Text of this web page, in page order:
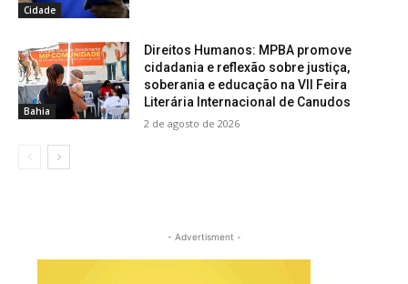
Cidade
Bahia
Direitos Humanos: MPBA promove
cidadania e reflexão sobre justiça,
soberania e educação na VII Feira
Literária Internacional de Canudos
2 de agosto de 2026
- Advertisment -